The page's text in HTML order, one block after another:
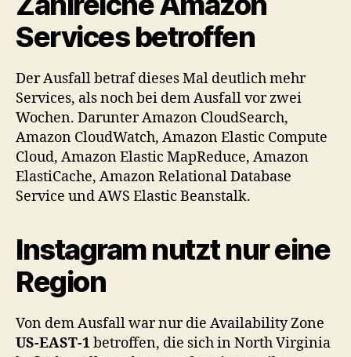
Services betroffen
Der Ausfall betraf dieses Mal deutlich mehr
Services, als noch bei dem Ausfall vor zwei
Wochen. Darunter Amazon CloudSearch,
Amazon CloudWatch, Amazon Elastic Compute
Cloud, Amazon Elastic MapReduce, Amazon
ElastiCache, Amazon Relational Database
Service und AWS Elastic Beanstalk.
Instagram nutzt nur eine
Region
Von dem Ausfall war nur die Availability Zone
US-EAST-1betroffen, die sich in North Virginia